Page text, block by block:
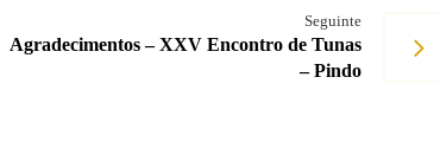
Seguinte
Agradecimentos – XXV Encontro de Tunas
– Pindo